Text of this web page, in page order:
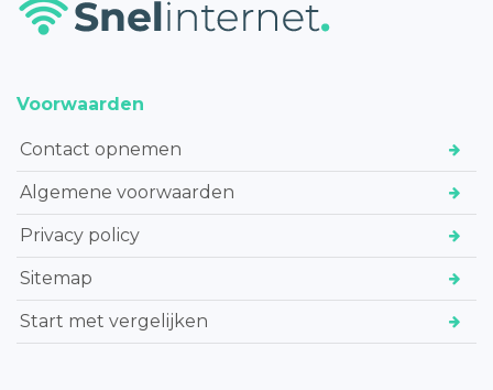
Voorwaarden
Contact opnemen
Algemene voorwaarden
Privacy policy
Sitemap
Start met vergelijken